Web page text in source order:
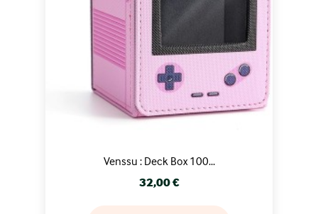
Venssu : Deck Box 100...
Prix
32,00 €